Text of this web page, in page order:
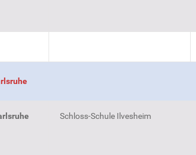
Schloss-Schule Ilvesheim